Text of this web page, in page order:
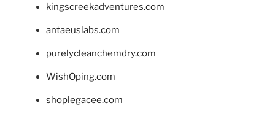
kingscreekadventures.com
antaeuslabs.com
purelycleanchemdry.com
WishOping.com
shoplegacee.com